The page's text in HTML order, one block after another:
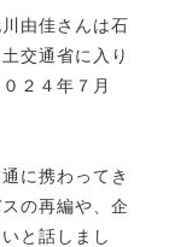
由佳さんは石
交通省に入り
２４年７月
に携わってき
の再編や、企
と話しまし